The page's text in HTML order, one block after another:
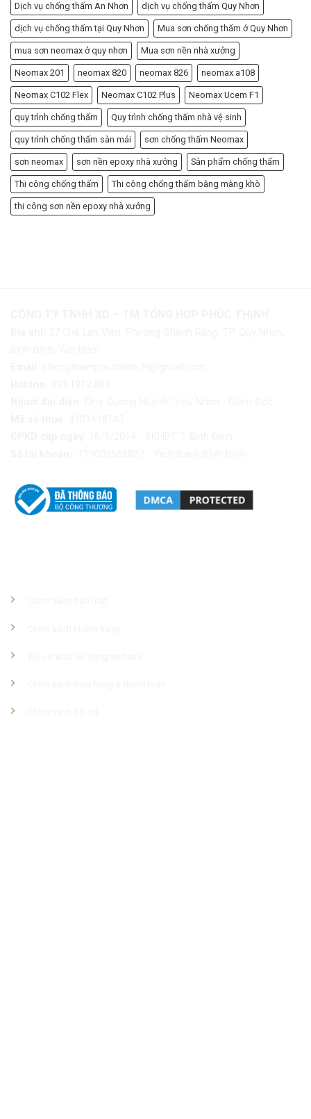
Dịch vụ chống thấm An Nhơn dịch vụ chống thấm Quy Nhơn
dịch vụ chống thấm tại Quy Nhơn Mua sơn chống thấm ở Quy Nhơn
mua sơn neomax ở quy nhơn Mua sơn nền nhà xưởng
Neomax 201 neomax 820 neomax 826 neomax a108
Neomax C102 Flex Neomax C102 Plus Neomax Ucem F1
quy trình chống thấm Quy trình chống thấm nhà vệ sinh
quy trình chống thấm sàn mái sơn chống thấm Neomax
sơn neomax sơn nền epoxy nhà xưởng Sản phẩm chống thấm
Thi công chống thấm Thi công chống thấm bằng màng khò
thi công sơn nền epoxy nhà xưởng